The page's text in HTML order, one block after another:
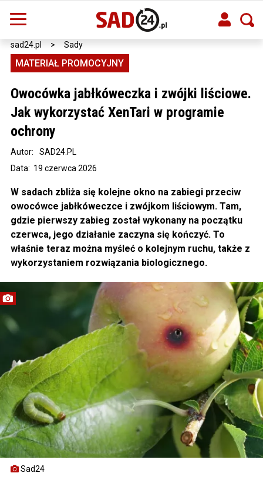
sad24.pl > Sady
Sad24
MATERIAŁ PROMOCYJNY
Owocówka jabłkóweczka i zwójki liściowe.
Jak wykorzystać XenTari w programie
ochrony
Data: 19 czerwca 2026
Autor: SAD24.PL
W sadach zbliża się kolejne okno na zabiegi przeciw
owocówce jabłkóweczce i zwójkom liściowym. Tam,
gdzie pierwszy zabieg został wykonany na początku
czerwca, jego działanie zaczyna się kończyć. To
właśnie teraz można myśleć o kolejnym ruchu, także z
wykorzystaniem rozwiązania biologicznego.